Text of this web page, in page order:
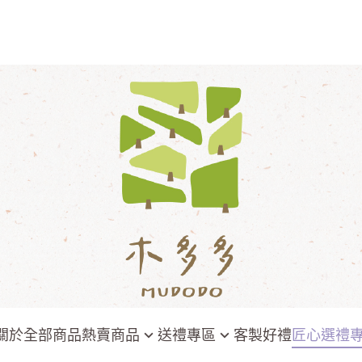
於全部商品熱賣商品 送禮專區 客製好禮 匠心選禮